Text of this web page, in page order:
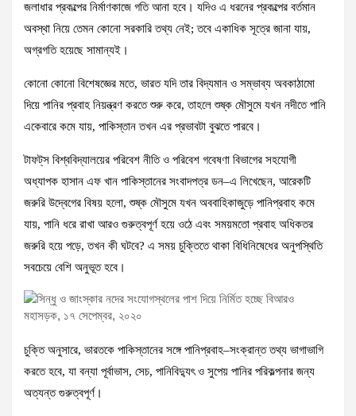
জলাধার প্রকল্পের নির্মাণকাজে গতি আনা হবে। যদিও এ ধরনের প্রকল্পের বর্তমান
অবস্থা নিয়ে তেমন কোনো সরকারি তথ্য নেই; তবে একাধিক সূত্রে জানা যায়,
অগ্রগতি হয়েছে সামান্যই।
কোনো কোনো বিশেষজ্ঞের মতে, ভারত যদি তার বিদ্যমান ও সম্ভাব্য অবকাঠামো
দিয়ে পানির প্রবাহ নিয়ন্ত্রণ করতে শুরু করে, তাহলে শুষ্ক মৌসুমে যখন নদীতে পানি
একেবারে কমে যায়, পাকিস্তান তখন এর প্রভাবটা বুঝতে পারবে।
টাফট্‌স বিশ্ববিদ্যালয়ের পরিবেশ নীতি ও পরিবেশ গবেষণা বিভাগের সহযোগী
অধ্যাপক হাসান এফ খান পাকিস্তানের সংবাদপত্র ডন–এ লিখেছেন, আরেকটি
জরুরি উদ্বেগের বিষয় হলো, শুষ্ক মৌসুমে যখন অববাহিকাজুড়ে পানিপ্রবাহ কমে
যায়, পানি ধরে রাখা আরও গুরুত্বপূর্ণ হয়ে ওঠে এবং সময়মতো প্রবাহ অধিকতর
জরুরি হয়ে পড়ে, তখন কী ঘটবে? এ সময় চুক্তিতে থাকা বিধিনিষেধের অনুপস্থিতি
সবচেয়ে বেশি অনুভূত হবে।
চুক্তি অনুসারে, ভারতকে পাকিস্তানের সঙ্গে পানিপ্রবাহ–সংক্রান্ত তথ্য ভাগাভাগি
করতে হবে, যা বন্যা পূর্বাভাস, সেচ, পানিবিদ্যুৎ ও সুপেয় পানির পরিকল্পনার জন্য
অত্যন্ত গুরুত্বপূর্ণ।